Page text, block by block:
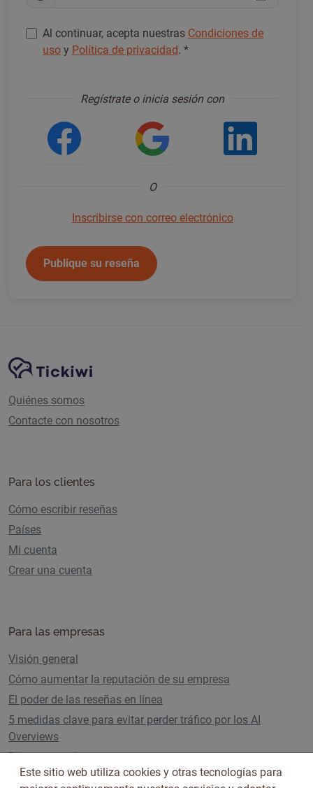
Al continuar, acepta nuestras Condiciones de
uso y Política de privacidad. *
Regístrate o inicia sesión con
Iniciar sesión con Facebook
Iniciar sesión con
O
Inscribirse con correo electrónico
Publique su reseña
Navegación del sitio
Plataforma Tickiwi
Quiénes somos
Contacte con nosotros
Para los clientes
Cómo escribir reseñas
Países
Mi cuenta
Crear una cuenta
Para las empresas
Visión general
Cómo aumentar la reputación de su empresa
El poder de las reseñas en línea
5 medidas clave para evitar perder tráfico por los AI
Overviews
Planes y precios
Este sitio web utiliza cookies y otras tecnologías para